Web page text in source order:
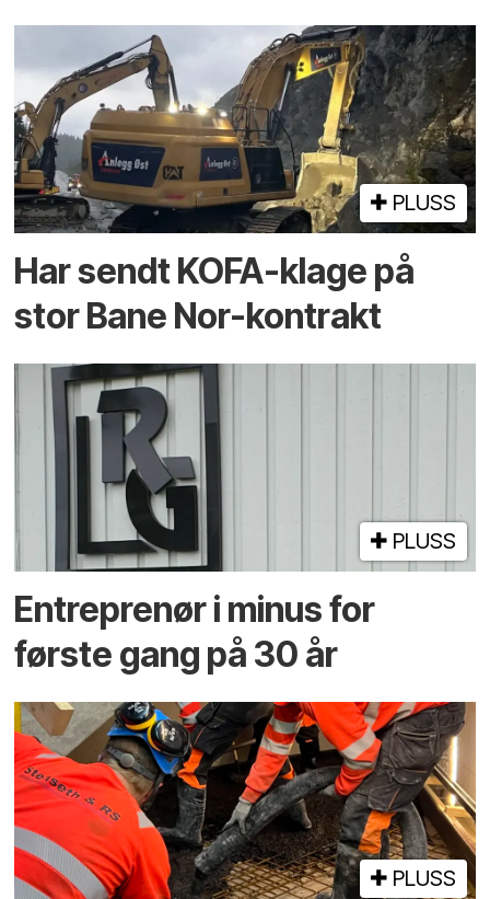
PLUSS
Har sendt KOFA-klage på
stor Bane Nor-kontrakt
PLUSS
Entreprenør i minus for
første gang på 30 år
PLUSS